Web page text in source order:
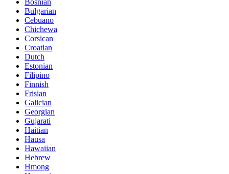
Bosnian
Bulgarian
Cebuano
Chichewa
Corsican
Croatian
Dutch
Estonian
Filipino
Finnish
Frisian
Galician
Georgian
Gujarati
Haitian
Hausa
Hawaiian
Hebrew
Hmong